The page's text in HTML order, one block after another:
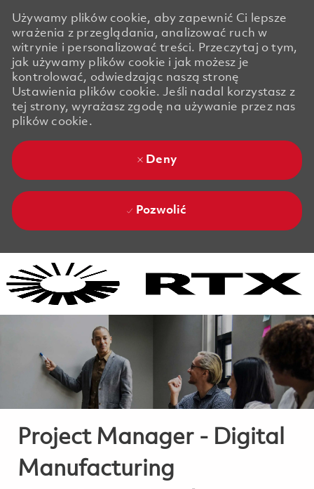
Używamy plików cookie, aby zapewnić Ci lepsze
wrażenia z przeglądania, analizować ruch w
witrynie i personalizować treści. Przeczytaj o tym,
jak używamy plików cookie i jak możesz je
kontrolować, odwiedzając naszą stronę
Ustawienia plików cookie. Jeśli nadal korzystasz z
tej strony, wyrażasz zgodę na używanie przez nas
plików cookie.
Deny
Pozwolić
Project Manager - Digital
Manufacturing